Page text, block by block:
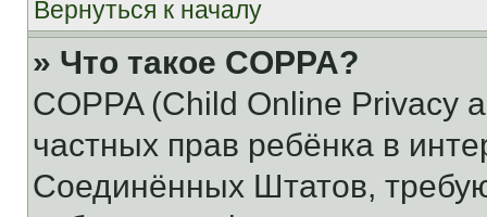
Вернуться к началу
» Что такое COPPA?
COPPA (Child Online Privacy
частных прав ребёнка в
Соединённых Штатов,